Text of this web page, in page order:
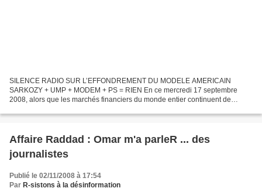
SILENCE RADIO SUR L’EFFONDREMENT DU MODELE AMERICAIN
SARKOZY + UMP + MODEM + PS = RIEN En ce mercredi 17 septembre
2008, alors que les marchés financiers du monde entier continuent de
Affaire Raddad : Omar m'a parleR ... des
journalistes
Publié le 02/11/2008 à 17:54
Par R-sistons à la désinformation